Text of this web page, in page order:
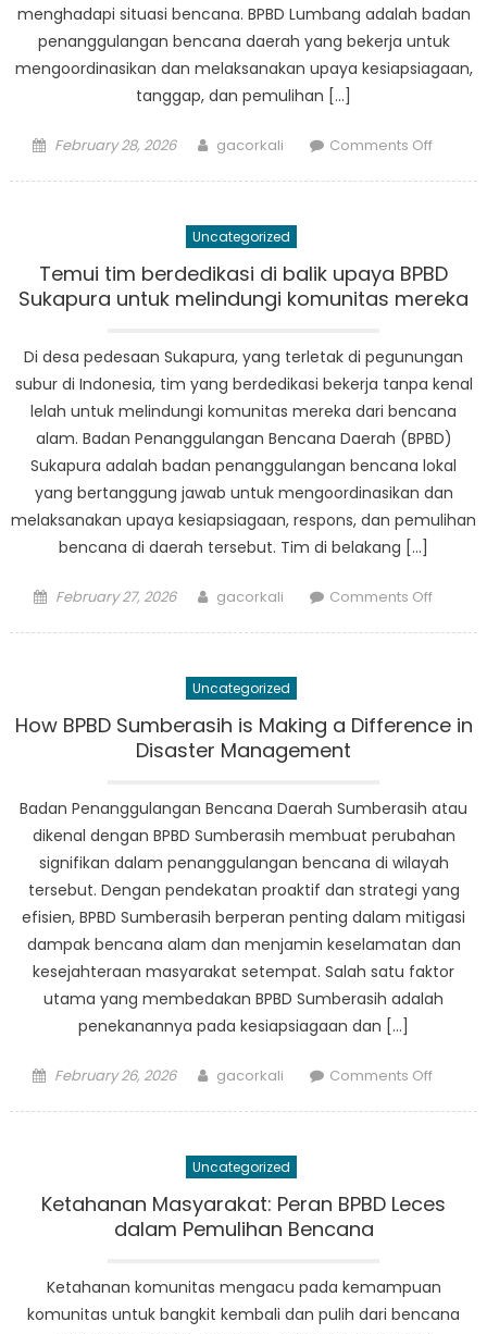
menghadapi situasi bencana. BPBD Lumbang adalah badan
penanggulangan bencana daerah yang bekerja untuk
mengoordinasikan dan melaksanakan upaya kesiapsiagaan,
tanggap, dan pemulihan […]
Posted
February 28, 2026 Author
gacorkali Comments Offon
dalam
Uncategorized
Temui tim berdedikasi di balik upaya BPBD
Sukapura untuk melindungi komunitas mereka
Di desa pedesaan Sukapura, yang terletak di pegunungan
subur di Indonesia, tim yang berdedikasi bekerja tanpa kenal
lelah untuk melindungi komunitas mereka dari bencana
alam. Badan Penanggulangan Bencana Daerah (BPBD)
Sukapura adalah badan penanggulangan bencana lokal
yang bertanggung jawab untuk mengoordinasikan dan
melaksanakan upaya kesiapsiagaan, respons, dan pemulihan
bencana di daerah tersebut. Tim di belakang […]
Posted
February 27, 2026 Author
gacorkali Comments Offon
balik
untuk
mereka
Uncategorized
How BPBD Sumberasih is Making a Difference in
Disaster Management
Badan Penanggulangan Bencana Daerah Sumberasih atau
dikenal dengan BPBD Sumberasih membuat perubahan
signifikan dalam penanggulangan bencana di wilayah
tersebut. Dengan pendekatan proaktif dan strategi yang
efisien, BPBD Sumberasih berperan penting dalam mitigasi
dampak bencana alam dan menjamin keselamatan dan
kesejahteraan masyarakat setempat. Salah satu faktor
utama yang membedakan BPBD Sumberasih adalah
penekanannya pada kesiapsiagaan dan […]
Posted
February 26, 2026 Author
gacorkali Comments Offon
Making
Uncategorized
Ketahanan Masyarakat: Peran BPBD Leces
dalam Pemulihan Bencana
Ketahanan komunitas mengacu pada kemampuan
komunitas untuk bangkit kembali dan pulih dari bencana